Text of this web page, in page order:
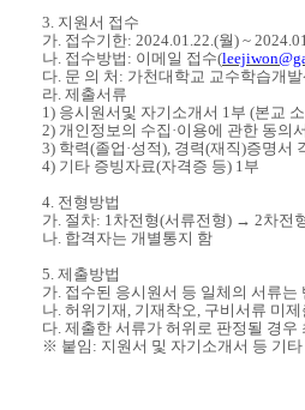
3. 지원서 접수
가. 접수기한: 2024.01.22.(월) ~
나. 접수방법 : 이메일 접수(
다. 문 의 처 : 가천대학교 교수학습개발
라. 제출서류
1) 응시원서및 자기소개서 1부 (본교
2) 개인정보의 수집 ·이용에 관한 동의
3) 학력(졸업 ·성적), 경력(재직)증명서
4) 기타 증빙자료(자격증 등) 1부
4. 전형방법
가. 절차: 1차전형(서류전형) → 2차전
나. 합격자는 개별통지 함
5. 제출방법
가. 접수된 응시원서 등 일체의 서류는
나. 허위기재 , 기재착오, 구비서류 미
다. 제출한 서류가 허위로 판정될 경
※ 붙임 : 지원서 및 자기소개서 등 기타